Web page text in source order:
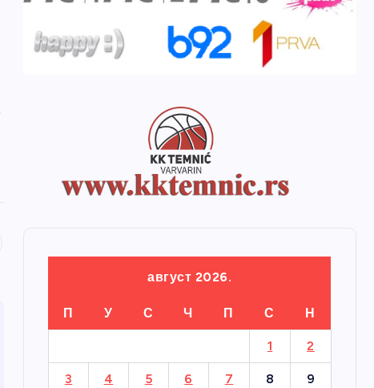
август 2026.
П У С Ч П С Н
1 2
3 4 5 6 7 8 9